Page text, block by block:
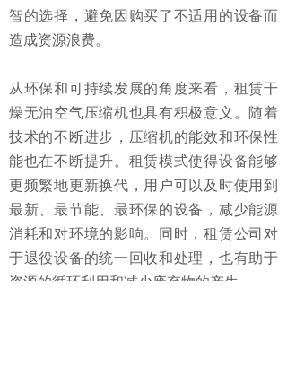
智的选择，避免因购买了不适用的设备而
造成资源浪费。
从环保和可持续发展的角度来看，租赁干
燥无油空气压缩机也具有积极意义。随着
技术的不断进步，压缩机的能效和环保性
能也在不断提升。租赁模式使得设备能够
更频繁地更新换代，用户可以及时使用到
最新、最节能、最环保的设备，减少能源
消耗和对环境的影响。同时，租赁公司对
于退役设备的统一回收和处理，也有助于
资源的循环利用和减少废弃物的产生。